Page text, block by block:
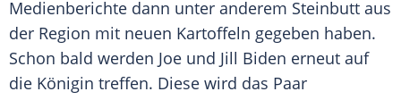
Medienberichte dann unter anderem Steinbutt aus
der Region mit neuen Kartoffeln gegeben haben.
Schon bald werden Joe und Jill Biden erneut auf
die Königin treffen. Diese wird das Paar